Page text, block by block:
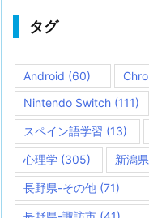
タグ
Android (60)
Nintendo Switch (111)
スペイン語学習 (13)
心理学 (305) 新潟県
長野県-その他 (71)